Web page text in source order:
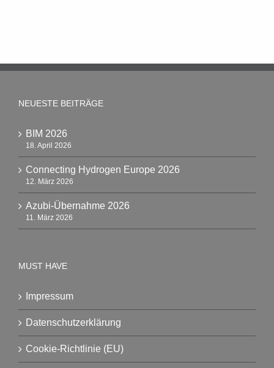
NEUESTE BEITRÄGE
BIM 2026
18. April 2026
Connecting Hydrogen Europe 2026
12. März 2026
Azubi-Übernahme 2026
11. März 2026
MUST HAVE
Impressum
Datenschutzerklärung
Cookie-Richtlinie (EU)